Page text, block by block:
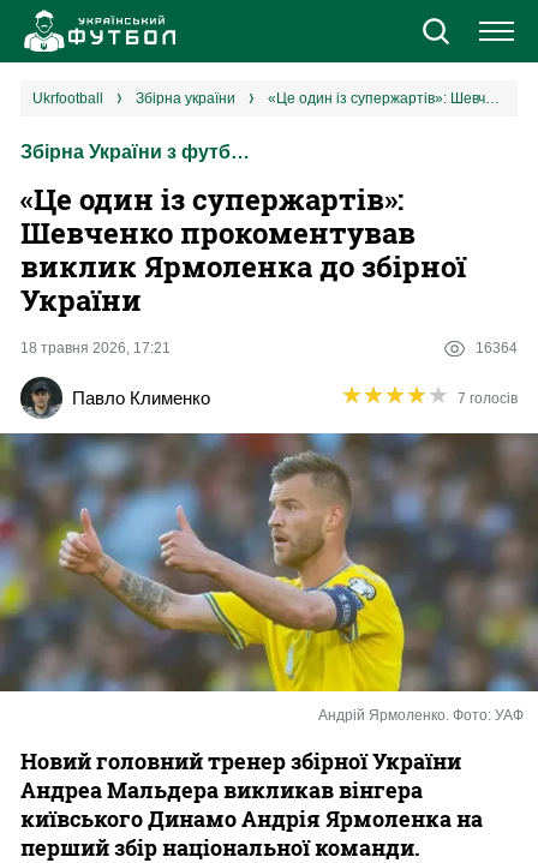
Новини
Збірна
Єврокубки
УПЛ
Різне
Букмекери
Казино
ukrfootball збірна україни «Це один із супержартів»: Шевченко прокоментував виклик Ярмоленка до збірної України
Збірна України з футболу
«Це один із супержартів»:
Шевченко прокоментував
виклик Ярмоленка до збірної
України
18 травня 2026, 17:21 16364
Павло Клименко ★★★★★
★★★★★ 7 голосів
Андрій Ярмоленко. Фото: УАФ
Новий головний тренер збірної України
Андреа Мальдера викликав вінгера
київського Динамо Андрія Ярмоленка на
перший збір національної команди.